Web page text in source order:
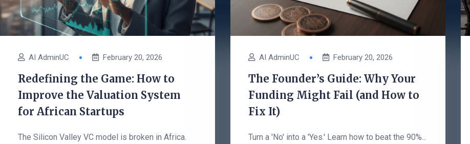
AI AdminUC February 20, 2026
Redefining the Game: How to
Improve the Valuation System
for African Startups
The Silicon Valley VC model is broken in Africa.
AI AdminUC February 20, 2026
The Founder’s Guide: Why Your
Funding Might Fail (and How to
Fix It)
Turn a 'No' into a 'Yes.' Learn how to beat the 90%...